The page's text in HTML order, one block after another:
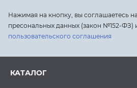
Нажимая на кнопку, вы соглашаетесь
пресональных данных (закон №152-ФЗ)
пользовательского соглашения
КАТАЛОГ